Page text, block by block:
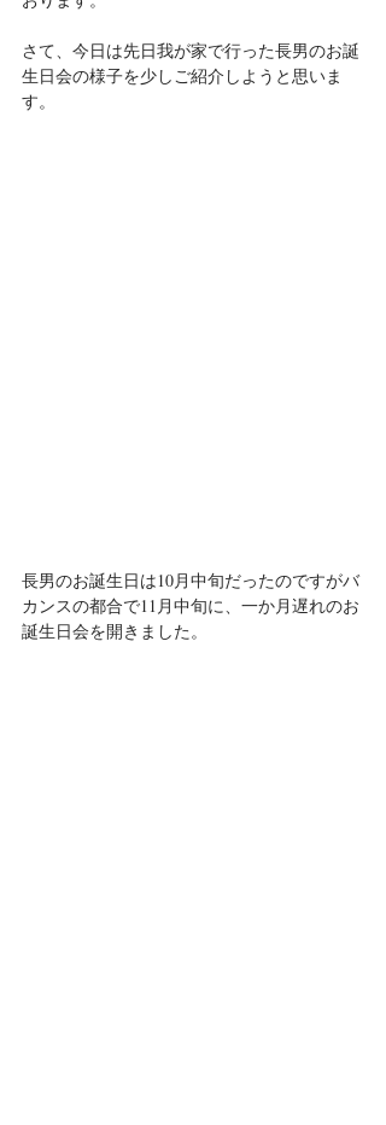
さて、今日は先日我が家で行った長男のお誕
生日会の様子を少しご紹介しようと思いま
す。
長男のお誕生日は10月中旬だったのですがバ
カンスの都合で11月中旬に、一か月遅れのお
誕生日会を開きました。